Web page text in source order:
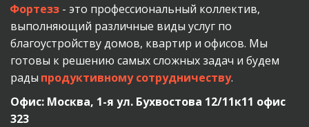
Фортезз - это профессиональный коллектив,
выполняющий различные виды услуг по
благоустройству домов, квартир и офисов. Мы
готовы к решению самых сложных задач и будем
рады продуктивному сотрудничеству.
Офис: Москва, 1-я ул. Бухвостова 12/11к11 офис
323